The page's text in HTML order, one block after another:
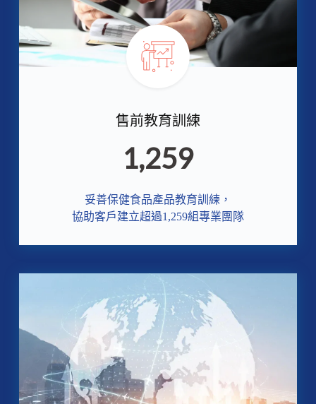
售前教育訓練
1,259
妥善保健食品產品教育訓練，
協助客戶建立超過1,259組專業團隊